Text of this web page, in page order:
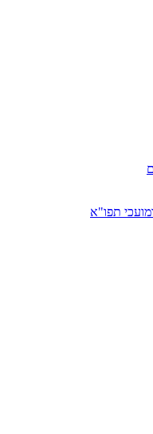
תפו"א